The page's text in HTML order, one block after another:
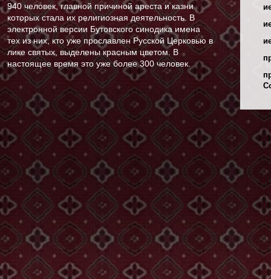
940 человек, главной причиной ареста и казни
которых стала их религиозная деятельность. В
электронной версии Бутовского синодика имена
тех из них, кто уже прославлен Русской Церковью в
лике святых, выделены красным цветом. В
настоящее время это уже более 300 человек.